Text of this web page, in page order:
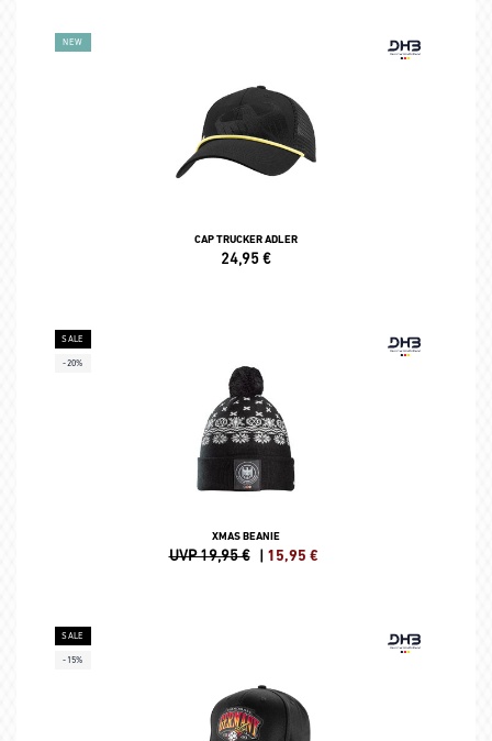
NEW
CAP TRUCKER ADLER
24,95€
SALE
-20%
XMAS BEANIE
UVP 19,95 € | 15,95 €
SALE
-15%